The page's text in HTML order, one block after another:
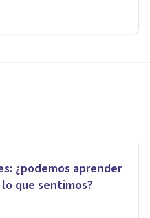
¿podemos aprender
que sentimos?